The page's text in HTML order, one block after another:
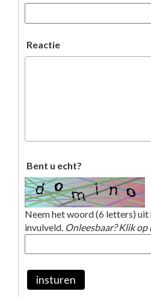
Reactie
Bent u echt?
Neem het woord (6 letters)
invulveld. Onleesbaar? Klik op
insturen